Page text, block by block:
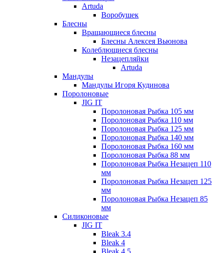
Artuda
Воробушек
Блесны
Вращающиеся блесны
Блесны Алексея Вьюнова
Колеблющиеся блесны
Незацепляйки
Artuda
Мандулы
Мандулы Игоря Кудинова
Поролоновые
JIG IT
Поролоновая Рыбка 105 мм
Поролоновая Рыбка 110 мм
Поролоновая Рыбка 125 мм
Поролоновая Рыбка 140 мм
Поролоновая Рыбка 160 мм
Поролоновая Рыбка 88 мм
Поролоновая Рыбка Незацеп 110
мм
Поролоновая Рыбка Незацеп 125
мм
Поролоновая Рыбка Незацеп 85
мм
Силиконовые
JIG IT
Bleak 3.4
Bleak 4
Bleak 4.5